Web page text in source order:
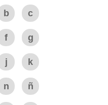
b c
f g
j k
n ñ